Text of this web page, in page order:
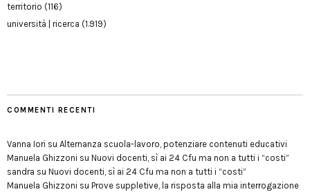
territorio (116)
università | ricerca (1.919)
COMMENTI RECENTI
Vanna Iori su Alternanza scuola-lavoro, potenziare contenuti educativi
Manuela Ghizzoni su Nuovi docenti, sì ai 24 Cfu ma non a tutti i “costi”
sandra su Nuovi docenti, sì ai 24 Cfu ma non a tutti i “costi”
Manuela Ghizzoni su Prove suppletive, la risposta alla mia interrogazione